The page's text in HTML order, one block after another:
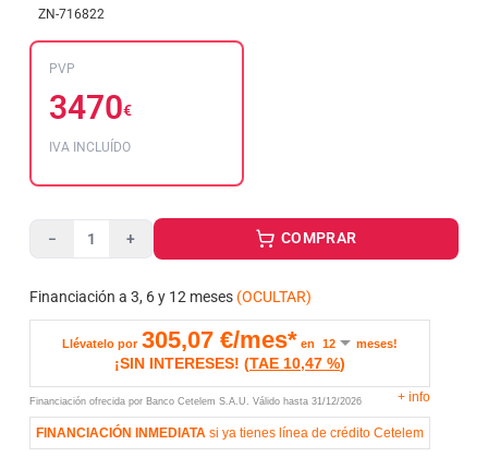
ZN-716822
PVP
3470€
IVA INCLUÍDO
− + COMPRAR
Financiación a 3, 6 y 12 meses (OCULTAR)
Llévatelo por 305,07 €/mes* en meses!
¡SIN INTERESES! (TAE 10,47 %)
Financiación ofrecida por Banco Cetelem S.A.U. Válido hasta 31/12/2026 + info
FINANCIACIÓN INMEDIATA si ya tienes línea de crédito Cetelem